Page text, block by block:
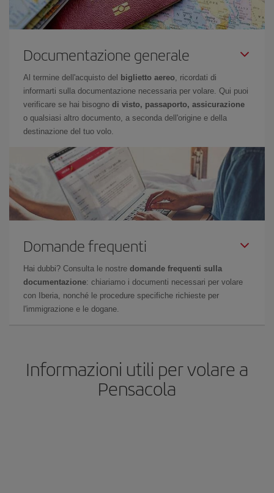
Documentazione generale
Al termine dell'acquisto del biglietto aereo, ricordati di
informarti sulla documentazione necessaria per volare. Qui puoi
verificare se hai bisogno di visto, passaporto, assicurazione
o qualsiasi altro documento, a seconda dell'origine e della
destinazione del tuo volo.
Domande frequenti
Hai dubbi? Consulta le nostre domande frequenti sulla
documentazione: chiariamo i documenti necessari per volare
con Iberia, nonché le procedure specifiche richieste per
l'immigrazione e le dogane.
Informazioni utili per volare a
Pensacola